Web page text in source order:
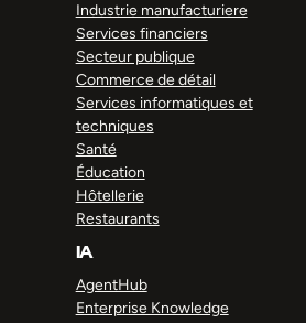
Industrie manufacturiere
Services financiers
Secteur publique
Commerce de détail
Services informatiques et
techniques
Santé
Éducation
Hôtellerie
Restaurants
IA
AgentHub
Enterprise Knowledge